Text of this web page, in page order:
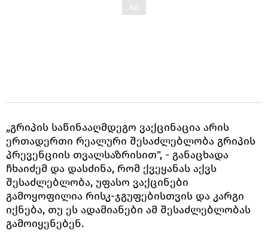
„გრიპის საწინააღმდეგო ვაქცინაცია არის
ერთადერთი რეალური შესაძლებლობა გრიპის
პრევენციის თვალსაზრისით", - განაცხადა
ჩხაიძემ და დასძინა, რომ ქვეყანას აქვს
შესაძლებლობა, უფასო ვაქცინები
გამოყოფილია რისკ-ჯგუფებისთვის და კარგი
იქნება, თუ ეს ადამიანები ამ შესაძლებლობას
გამოიყენებენ.